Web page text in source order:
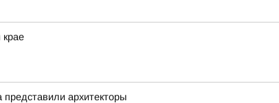
крае
представили архитекторы